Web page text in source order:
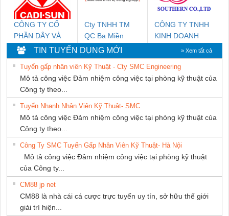
CÔNG TY CỔ
PHẦN DÂY VÀ
CÁP ĐIỆN
THƯỢNG ĐÌNH
Cty TNHH TM
QC Ba Miền
CÔNG TY TNHH
KINH DOANH
DỊCH VỤ XNK
PHƯƠNG NAM
TIN TUYỂN DỤNG MỚI » Xem tất cả
Tuyển gấp nhân viên Kỹ Thuật - Cty SMC Engineering
Mô tả công việc Đảm nhiệm công việc tại phòng kỹ thuật của
Công ty theo...
Tuyển Nhanh Nhân Viên Kỹ Thuật- SMC
Mô tả công việc Đảm nhiệm công việc tại phòng kỹ thuật của
Công ty theo...
Công Ty SMC Tuyển Gấp Nhân Viên Kỹ Thuật- Hà Nội
Mô tả công việc Đảm nhiệm công việc tại phòng kỹ thuật
của Công ty...
CM88 jp net
CM88 là nhà cái cá cược trực tuyến uy tín, sở hữu thế giới
giải trí hiện...